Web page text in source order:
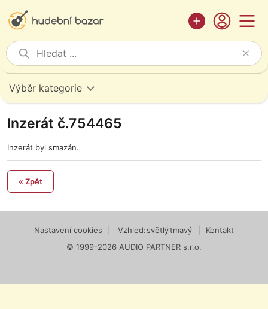
Výběr kategorie
Inzerát č.754465
Inzerát byl smazán.
« Zpět
Nastavení cookies Vzhled:světlýtmavý
Kontakt
© 1999-2026 AUDIO PARTNER s.r.o.